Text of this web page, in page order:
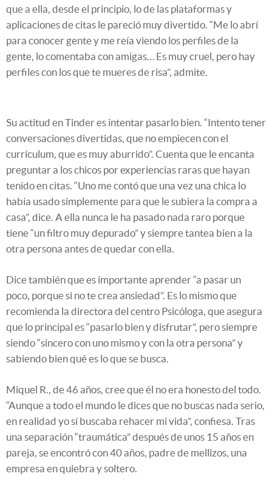
que a ella, desde el principio, lo de las plataformas y
aplicaciones de citas le pareció muy divertido. “Me lo abrí
para conocer gente y me reía viendo los perfiles de la
gente, lo comentaba con amigas… Es muy cruel, pero hay
perfiles con los que te mueres de risa”, admite.
Su actitud en Tinder es intentar pasarlo bien. “Intento tener
conversaciones divertidas, que no empiecen con el
currículum, que es muy aburrido”. Cuenta que le encanta
preguntar a los chicos por experiencias raras que hayan
tenido en citas. “Uno me contó que una vez una chica lo
había usado simplemente para que le subiera la compra a
casa”, dice. A ella nunca le ha pasado nada raro porque
tiene “un filtro muy depurado” y siempre tantea bien a la
otra persona antes de quedar con ella.
Dice también que es importante aprender “a pasar un
poco, porque si no te crea ansiedad”. Es lo mismo que
recomienda la directora del centro Psicóloga, que asegura
que lo principal es “pasarlo bien y disfrutar”, pero siempre
siendo “sincero con uno mismo y con la otra persona” y
sabiendo bien qué es lo que se busca.
Miquel R., de 46 años, cree que él no era honesto del todo.
“Aunque a todo el mundo le dices que no buscas nada serio,
en realidad yo sí buscaba rehacer mi vida”, confiesa. Tras
una separación “traumática” después de unos 15 años en
pareja, se encontró con 40 años, padre de mellizos, una
empresa en quiebra y soltero.